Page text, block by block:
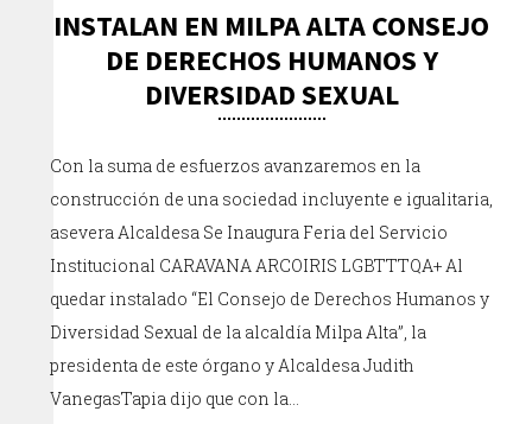
INSTALAN EN MILPA ALTA CONSEJO
DE DERECHOS HUMANOS Y
DIVERSIDAD SEXUAL
Con la suma de esfuerzos avanzaremos en la
construcción de una sociedad incluyente e igualitaria,
asevera Alcaldesa Se Inaugura Feria del Servicio
Institucional CARAVANA ARCOIRIS LGBTTTQA+ Al
quedar instalado “El Consejo de Derechos Humanos y
Diversidad Sexual de la alcaldía Milpa Alta”, la
presidenta de este órgano y Alcaldesa Judith
VanegasTapia dijo que con la…